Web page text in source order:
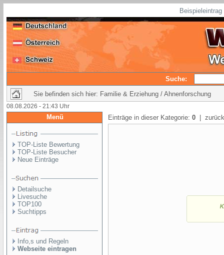
Suche:
Sie befinden sich hier: Familie & Erziehung / Ahnenforschung
08.08.2026 - 21:43 Uhr
Menü
TOP-Liste Bewertung
TOP-Liste Besucher
Neue Einträge
Detailsuche
Livesuche
TOP100
Suchtipps
Info,s und Regeln
Webseite eintragen
Einträge in dieser Kategorie: 0 |